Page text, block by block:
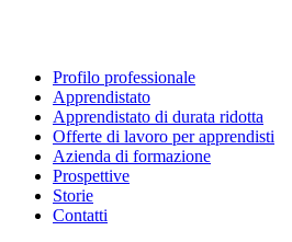
Profilo professionale
Apprendistato
Apprendistato di durata ridotta
Offerte di lavoro per apprendisti
Azienda di formazione
Prospettive
Storie
Contatti